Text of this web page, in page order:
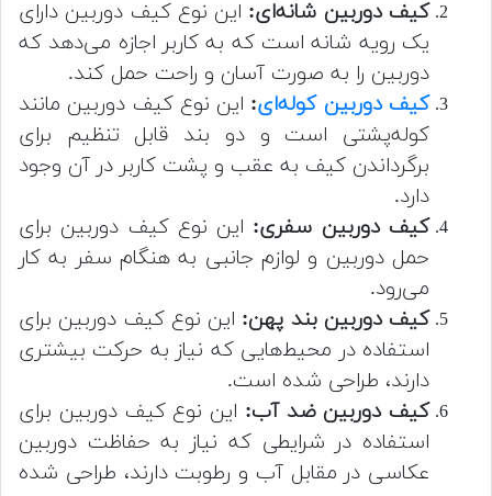
کیف دوربین شانه‌ای: این نوع کیف دوربین دارای
یک رویه شانه است که به کاربر اجازه می‌دهد که
دوربین را به صورت آسان و راحت حمل کند.
کیف دوربین کوله‌ای: این نوع کیف دوربین مانند
کوله‌پشتی است و دو بند قابل تنظیم برای
برگرداندن کیف به عقب و پشت کاربر در آن وجود
دارد.
کیف دوربین سفری: این نوع کیف دوربین برای
حمل دوربین و لوازم جانبی به هنگام سفر به کار
می‌رود.
کیف دوربین بند پهن: این نوع کیف دوربین برای
استفاده در محیط‌هایی که نیاز به حرکت بیشتری
دارند، طراحی شده است.
کیف دوربین ضد آب: این نوع کیف دوربین برای
استفاده در شرایطی که نیاز به حفاظت دوربین
عکاسی در مقابل آب و رطوبت دارند، طراحی شده